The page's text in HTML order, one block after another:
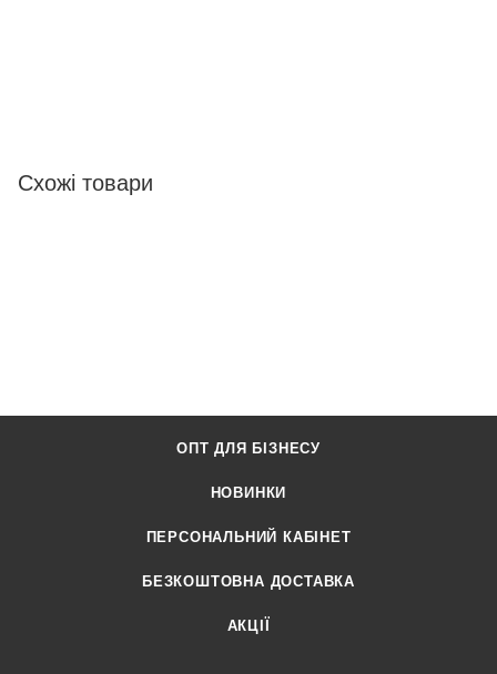
Схожі товари
ОПТ ДЛЯ БІЗНЕСУ
НОВИНКИ
ПЕРСОНАЛЬНИЙ КАБІНЕТ
БЕЗКОШТОВНА ДОСТАВКА
АКЦІЇ